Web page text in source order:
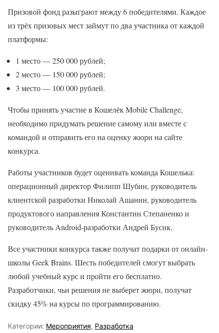
Призовой фонд разыграют между 6 победителями. Каждое
из трёх призовых мест займут по два участника от каждой
платформы:
1 место — 250 000 рублей;
2 место — 150 000 рублей;
3 место — 100 000 рублей.
Чтобы принять участие в Кошелёк Mobile Challenge,
необходимо придумать решение самому или вместе с
командой и отправить его на оценку жюри на сайте
конкурса.
Работы участников будет оценивать команда Кошелька:
операционный директор Филипп Шубин, руководитель
клиентской разработки Николай Ашанин, руководитель
продуктового направления Константин Степаненко и
руководитель Android-разработки Андрей Бусик.
Все участники конкурса также получат подарки от онлайн-
школы Geek Brains. Шесть победителей смогут выбрать
любой учебный курс и пройти его бесплатно.
Разработчики, чьи решения не выберет жюри, получат
скидку 45% на курсы по программированию.
Категории: Мероприятия, Разработка